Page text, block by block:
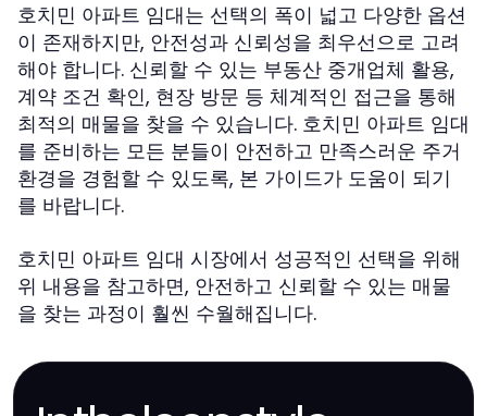
호치민 아파트 임대는 선택의 폭이 넓고 다양한 옵션
이 존재하지만, 안전성과 신뢰성을 최우선으로 고려
해야 합니다. 신뢰할 수 있는 부동산 중개업체 활용,
계약 조건 확인, 현장 방문 등 체계적인 접근을 통해
최적의 매물을 찾을 수 있습니다. 호치민 아파트 임대
를 준비하는 모든 분들이 안전하고 만족스러운 주거
환경을 경험할 수 있도록, 본 가이드가 도움이 되기
를 바랍니다.
호치민 아파트 임대 시장에서 성공적인 선택을 위해
위 내용을 참고하면, 안전하고 신뢰할 수 있는 매물
을 찾는 과정이 훨씬 수월해집니다.